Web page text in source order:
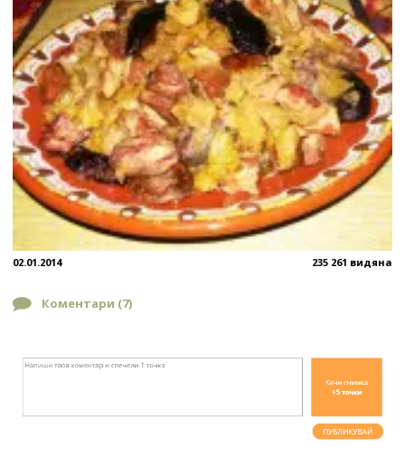
02.01.2014 235 261 видяна
Коментари (7)